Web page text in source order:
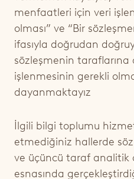
menfaatleri için veri
olması” ve “Bir
ifasıyla doğrudan
sözleşmenin taraflarına
işlenmesinin gerekli
dayanmaktayız
İlgili bilgi toplumu
etmediğiniz hallerde
ve üçüncü taraf analitik
esnasında